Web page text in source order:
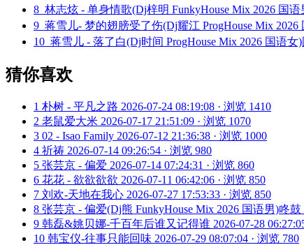
8 林志炫 - 单身情歌(Dj梓明 FunkyHouse Mix 2026 国语
9 蒋雪儿- 梦的翅膀受了伤(Dj耀江 ProgHouse Mix 2026
10 蒋雪儿 - 落了白(Dj时间 ProgHouse Mix 2026 国语女
猜你喜欢
1 朴树 - 平凡之路 2026-07-24 08:19:08 · 浏览 1410
2 老鼠爱大米 2026-07-17 21:51:09 · 浏览 1070
3 02 - Isao Family 2026-07-12 21:36:38 · 浏览 1000
4 祈祷 2026-07-14 09:26:54 · 浏览 980
5 张芸京 - 偏爱 2026-07-14 07:24:31 · 浏览 860
6 花花 - 欲欲欲欲 2026-07-11 06:42:06 · 浏览 850
7 刘欢-天地在我心 2026-07-27 17:53:33 · 浏览 850
8 张芸京 - 偏爱(Dj熊 FunkyHouse Mix 2026 国语男)咚鼓
9 韩磊&姚贝娜-千百年后谁又记得谁 2026-07-28
10 韩宝仪-往事只能回味 2026-07-29 08:07:04 · 浏览 780